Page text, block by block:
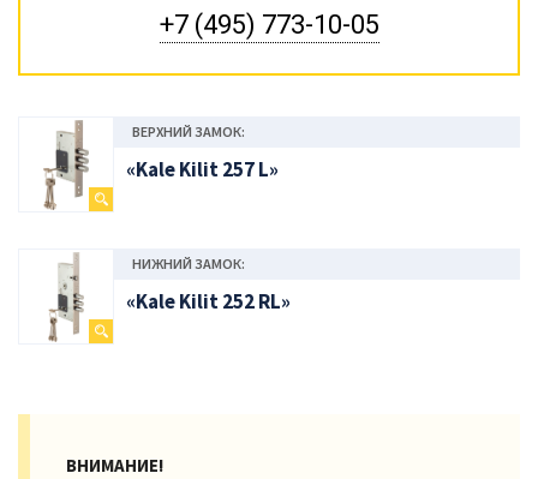
+7 (495) 773-10-05
ВЕРХНИЙ ЗАМОК:
«Kale Kilit 257 L»
НИЖНИЙ ЗАМОК:
«Kale Kilit 252 RL»
ВНИМАНИЕ!